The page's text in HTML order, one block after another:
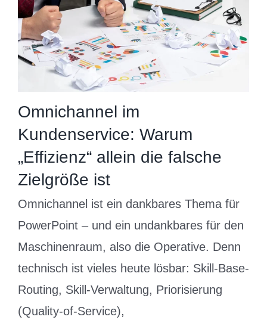
Omnichannel im
Kundenservice: Warum
„Effizienz“ allein die falsche
Zielgröße ist
Omnichannel ist ein dankbares Thema für
PowerPoint – und ein undankbares für den
Maschinenraum, also die Operative. Denn
technisch ist vieles heute lösbar: Skill-Base-
Routing, Skill-Verwaltung, Priorisierung
(Quality-of-Service),